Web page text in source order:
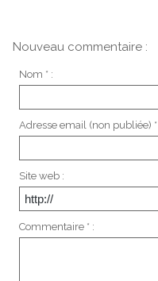
Nouveau commentaire :
Nom * :
Adresse email (non publiée) *
Site web :
Commentaire * :